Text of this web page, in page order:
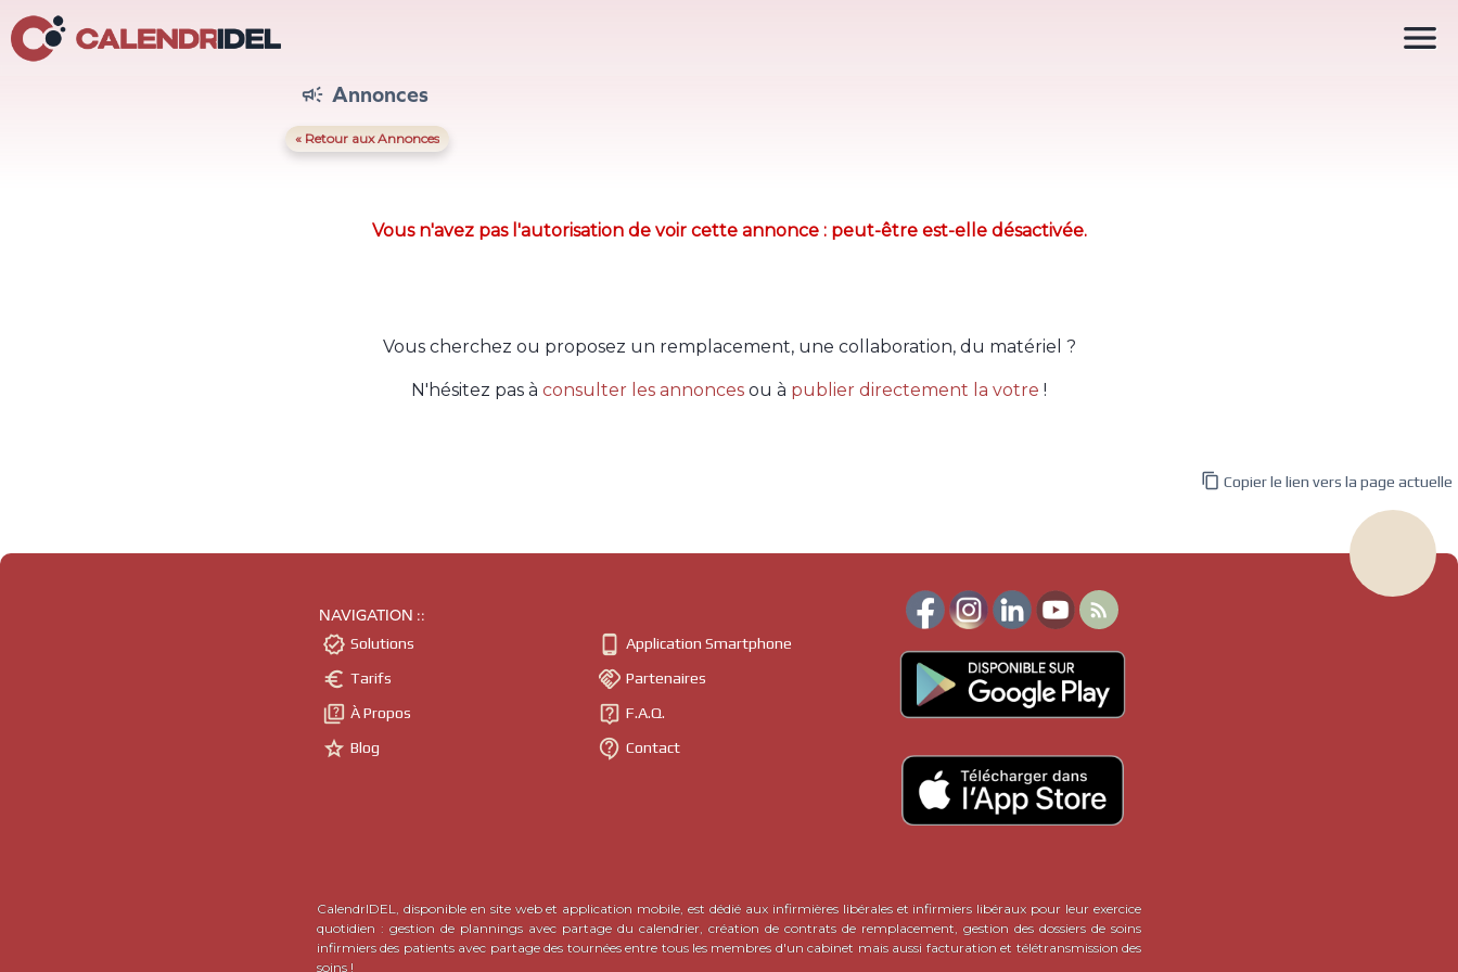
 Annonces
« Retour aux Annonces
Vous n'avez pas l'autorisation de voir cette annonce : peut-être est-elle désactivée.
Vous cherchez ou proposez un remplacement, une collaboration, du matériel ?
N'hésitez pas à consulter les annonces ou à publier directement la votre !

 Copier le lien vers la page actuelle
NAVIGATION ::
 Solutions
 Tarifs
 À Propos
 Blog
 Application Smartphone
 Partenaires
 F.A.Q.
 Contact

CalendrIDEL, disponible en site web et application mobile, est dédié aux infirmières libérales et infirmiers libéraux pour leur exercice
quotidien : gestion de plannings avec partage du calendrier, création de contrats de remplacement, gestion des dossiers de soins
infirmiers des patients avec partage des tournées entre tous les membres d'un cabinet mais aussi facturation et télétransmission des
soins !